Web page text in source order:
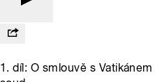
1. díl: O smlouvě s